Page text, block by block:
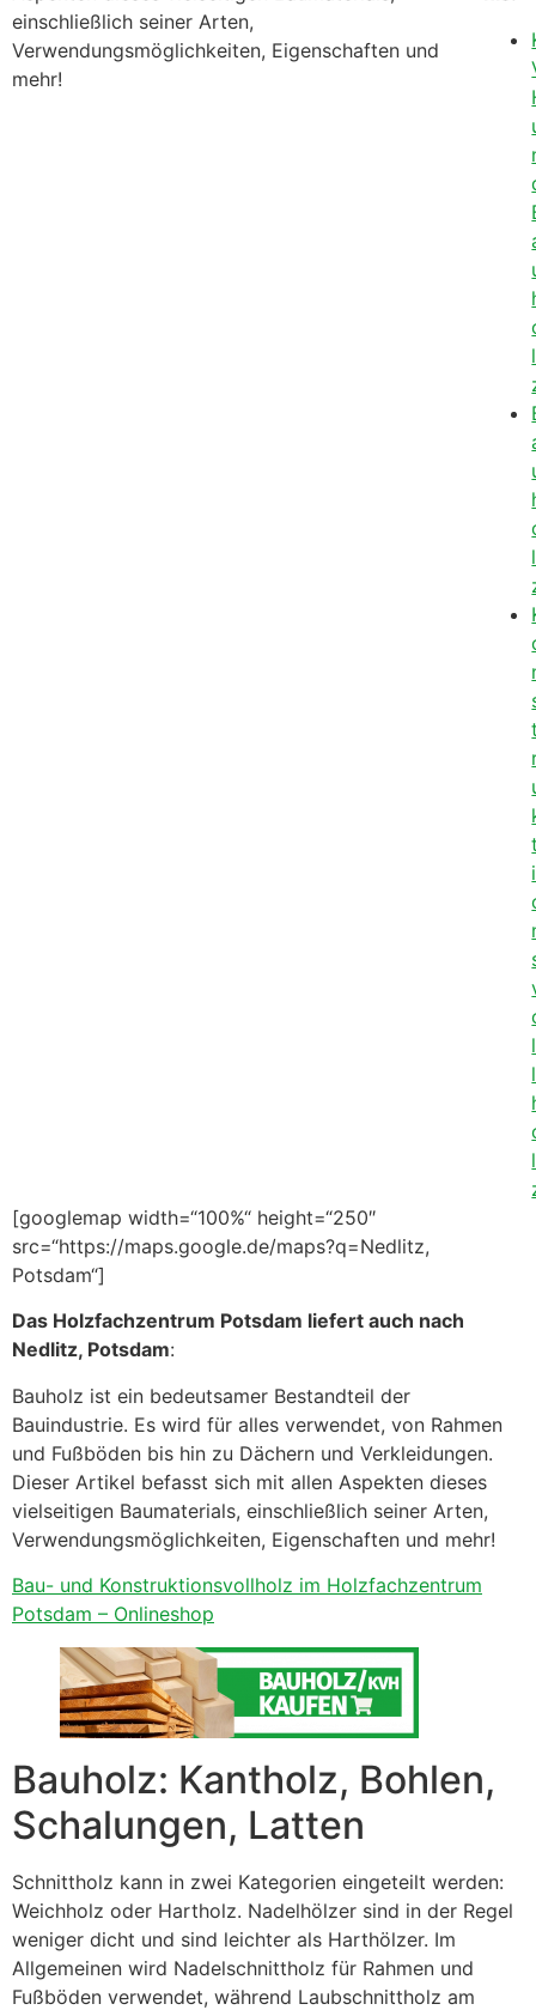
einschließlich seiner Arten,
Verwendungsmöglichkeiten, Eigenschaften und
mehr!
l
l
i
l
l
l
[googlemap width=“100%“ height=“250″
src=“https://maps.google.de/maps?q=Nedlitz,
Potsdam“]
Das Holzfachzentrum Potsdam liefert auch nach
Nedlitz, Potsdam:
Bauholz ist ein bedeutsamer Bestandteil der
Bauindustrie. Es wird für alles verwendet, von Rahmen
und Fußböden bis hin zu Dächern und Verkleidungen.
Dieser Artikel befasst sich mit allen Aspekten dieses
vielseitigen Baumaterials, einschließlich seiner Arten,
Verwendungsmöglichkeiten, Eigenschaften und mehr!
Bau- und Konstruktionsvollholz im Holzfachzentrum
Potsdam – Onlineshop
Bauholz: Kantholz, Bohlen,
Schalungen, Latten
Schnittholz kann in zwei Kategorien eingeteilt werden:
Weichholz oder Hartholz. Nadelhölzer sind in der Regel
weniger dicht und sind leichter als Harthölzer. Im
Allgemeinen wird Nadelschnittholz für Rahmen und
Fußböden verwendet, während Laubschnittholz am